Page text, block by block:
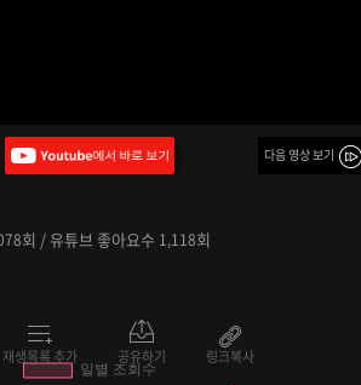
다음 영상 보기
회 / 유튜브 좋아요수 1,118회
재생목록 추가 공유하기 링크복사